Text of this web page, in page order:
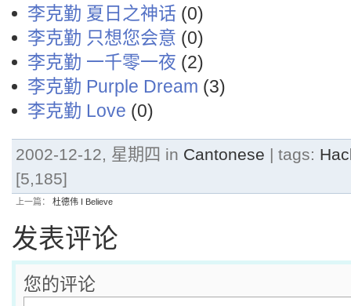
李克勤 夏日之神话 (0)
李克勤 只想您会意 (0)
李克勤 一千零一夜 (2)
李克勤 Purple Dream (3)
李克勤 Love (0)
2002-12-12, 星期四 in Cantonese | tags:
[5,185]
上一篇： 杜德伟 I Believe
发表评论
您的评论